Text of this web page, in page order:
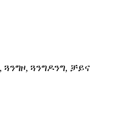
ጓንግዞ, ጓንግዶንግ, ቻይና